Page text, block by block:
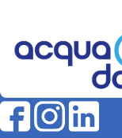
Fábrica de
Fabricantes de
Filtro de água
Filtro de água